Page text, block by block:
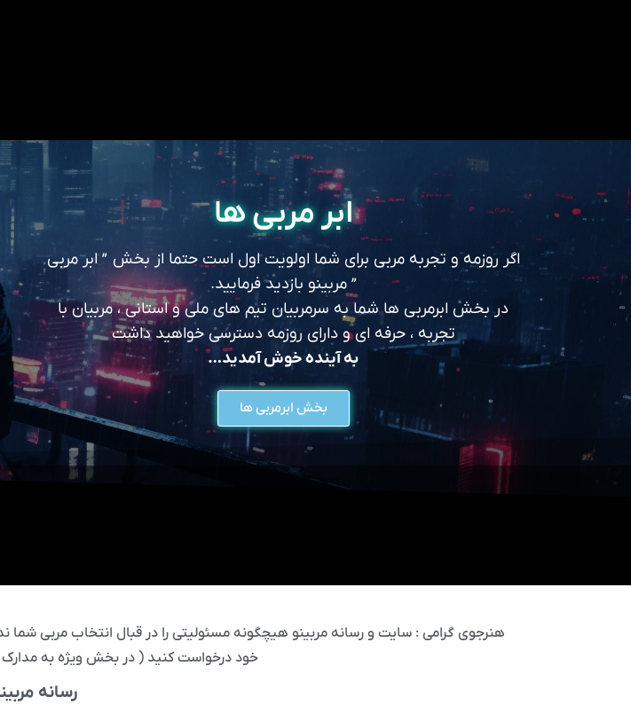
ابر مربی ها
اگر روزمه و تجربه مربی برای شما اولویت اول است حتما از بخش ” ابر مربی
” مربینو بازدید فرمایید.
در بخش ابرمربی ها شما به سرمربیان تیم های ملی و استانی ، مربیان با
تجربه ، حرفه ای و دارای روزمه دسترسی خواهید داشت
به آینده خوش آمدید…
بخش ابرمربی ها
هنرجوی گرامی : سایت و رسانه مربینو هیچگونه مسئولیتی را در قبال انتخاب مربی شما
خود درخواست کنید ( در بخش ویژه به
رسانه